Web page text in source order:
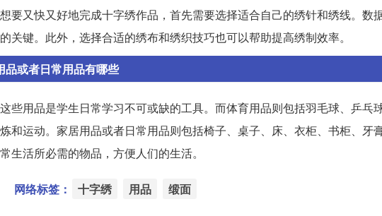
要又快又好地完成十字绣作品，首先需要选择适合自己的绣针和绣线。数
键。此外，选择合适的绣布和绣织技巧也可以帮助提高绣制效率。
品或者日常用品有哪些
些用品是学生日常学习不可或缺的工具。而体育用品则包括羽毛球、乒乓
和运动。家居用品或者日常用品则包括椅子、桌子、床、衣柜、书柜、牙
活所必需的物品，方便人们的生活。
网络标签： 十字绣 用品 缎面